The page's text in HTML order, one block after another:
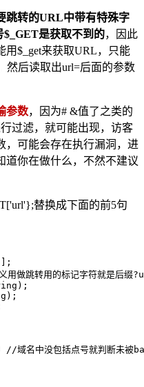
跳转的URL中带有特殊字
是获取不到的，因此
用$_get来获取URL，只能
然后读取出url=后面的参数
参数，因为# &值了之类的
过滤，就可能出现，访客
，可能会存在执行漏洞，进
道你在做什么，不然不建议
替换成下面的前5句
转用的标记字符就是后缀
没包括点号就判断未被